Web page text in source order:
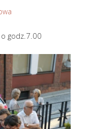
godz.7.00